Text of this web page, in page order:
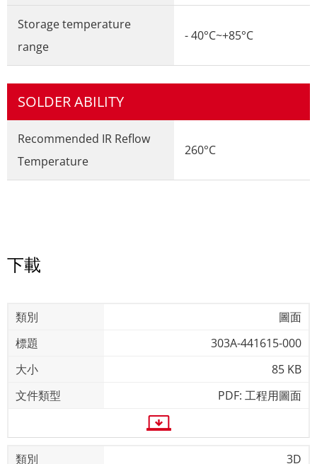
Storage temperature
range
- 40°C~+85°C
SOLDER ABILITY
Recommended IR Reflow
Temperature
260°C
下載
圖面
303A-441615-000
85 KB
PDF: 工程用圖面
3D